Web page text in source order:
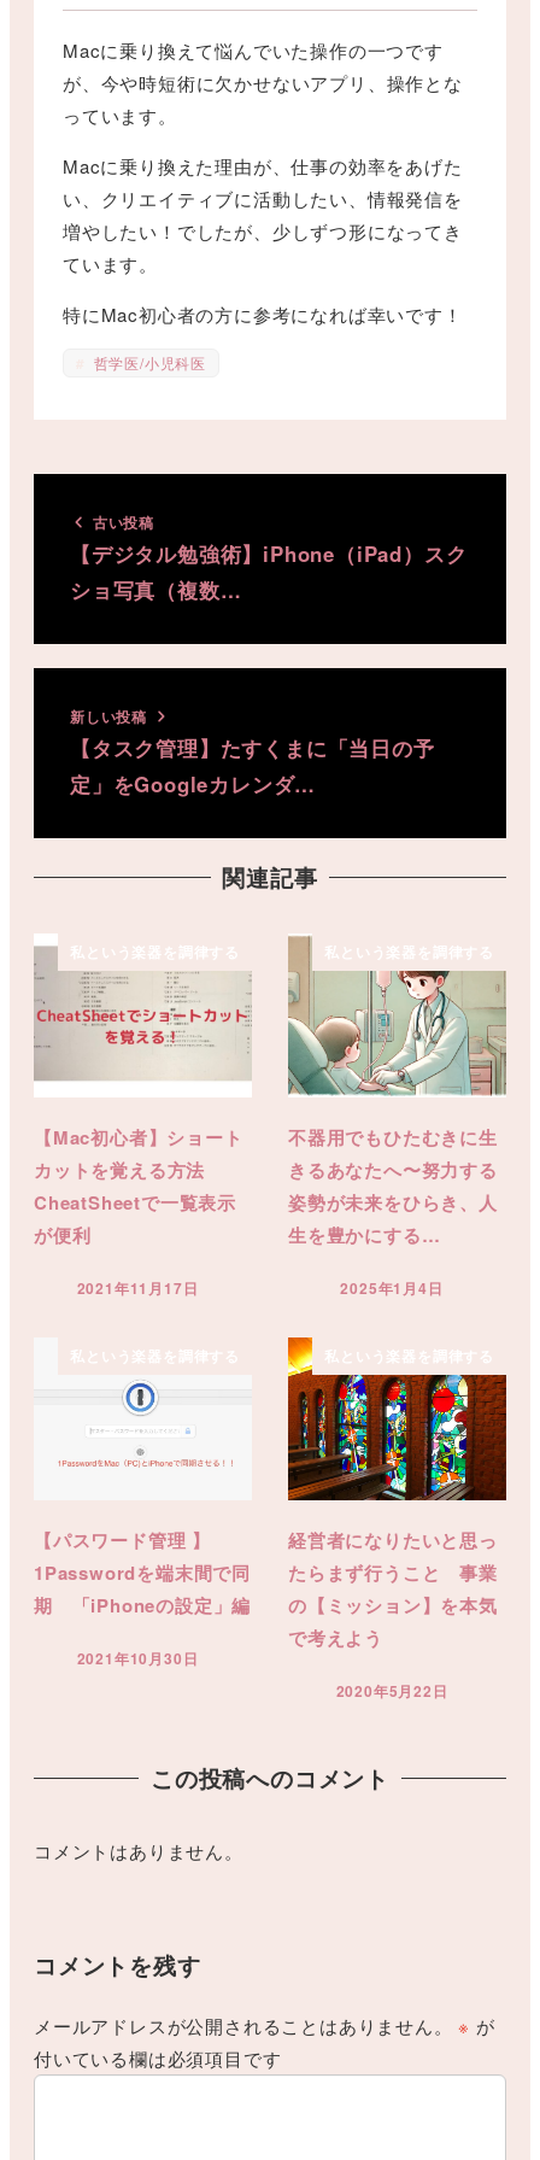
Macに乗り換えて悩んでいた操作の一つです
が、今や時短術に欠かせないアプリ、操作とな
っています。
Macに乗り換えた理由が、仕事の効率をあげた
い、クリエイティブに活動したい、情報発信を
増やしたい！でしたが、少しずつ形になってき
ています。
特にMac初心者の方に参考になれば幸いです！
哲学医/小児科医
古い投稿
【デジタル勉強術】iPhone（iPad）スク
ショ写真（複数…
新しい投稿
【タスク管理】たすくまに「当日の予
定」をGoogleカレンダ…
関連記事
私という楽器を調律する
【Mac初心者】ショート
カットを覚える方法
CheatSheetで一覧表示
が便利
投稿日
2021年11月17日
私という楽器を調律する
不器用でもひたむきに生
きるあなたへ〜努力する
姿勢が未来をひらき、人
生を豊かにする…
投稿日
2025年1月4日
私という楽器を調律する
【パスワード管理 】
1Passwordを端末間で同
期 「iPhoneの設定」編
投稿日
2021年10月30日
私という楽器を調律する
経営者になりたいと思っ
たらまず行うこと 事業
の【ミッション】を本気
で考えよう
投稿日
2020年5月22日
この投稿へのコメント
コメントはありません。
コメントを残す
メールアドレスが公開されることはありません。 ※ が
付いている欄は必須項目です